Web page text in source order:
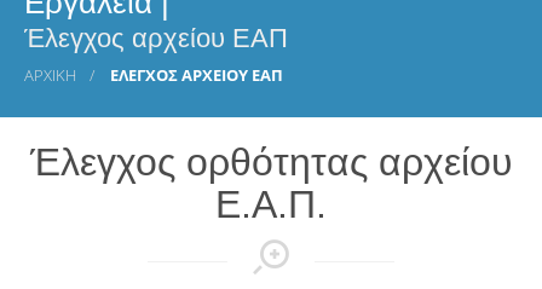
Έλεγχος αρχείου ΕΑΠ
ΑΡΧΙΚΗ ΕΛΕΓΧΟΣ ΑΡΧΕΙΟΥ ΕΑΠ
Έλεγχος ορθότητας αρχείου
Ε.Α.Π.